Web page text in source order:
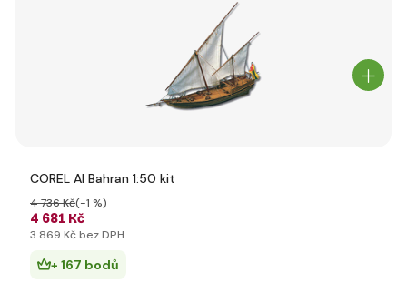
COREL Al Bahran 1:50 kit
4 681 Kč
4 736 Kč(-1 %)
3 869 Kč bez DPH
+ 167 bodů